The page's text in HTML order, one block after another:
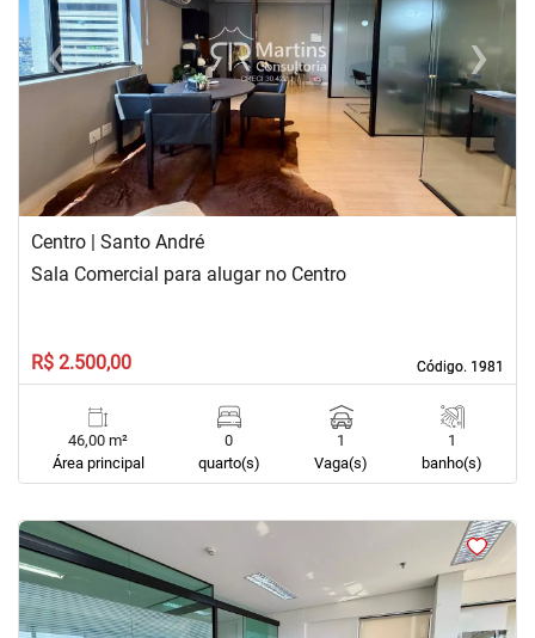
‹Previous ›Next
Centro | Santo André
Código. 1981
Código. 1981
Sala Comercial para alugar no Centro
R$ 2.500,00
46,00 m²
Área principal
0
quarto(s)
1
Vaga(s)
1
banho(s)
<<< <